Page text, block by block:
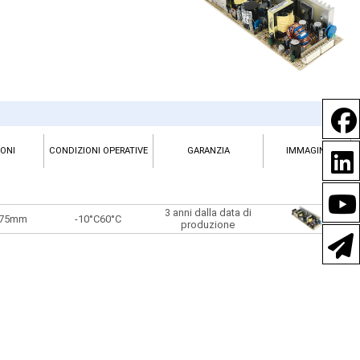
CONDIZIONI OPERATIVE GARANZIA IMMAGINI
-10°C60°C
3 anni dalla data di
produzione
CONDIZIONI OPERATIVE GARANZIA IMMAGINI
-10°C60°C
3 anni dalla data di
produzione